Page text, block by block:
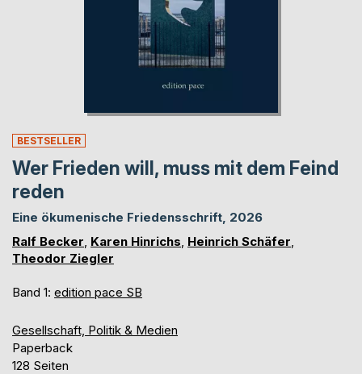
BESTSELLER
Wer Frieden will, muss mit dem Feind
reden
Eine ökumenische Friedensschrift, 2026
Ralf Becker Karen Hinrichs Heinrich Schäfer
Theodor Ziegler
Band 1: edition pace SB
Gesellschaft, Politik & Medien
Paperback
128 Seiten